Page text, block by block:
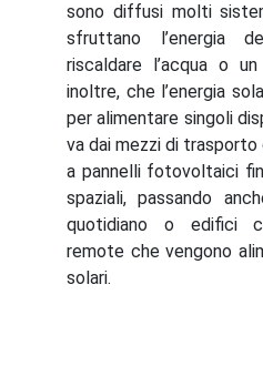
sono diffusi molti
sfruttano l’energia
riscaldare l’acqua o
inoltre, che l’energia
per alimentare singoli
va dai mezzi di trasporto
a pannelli fotovoltaici
spaziali, passando
quotidiano o edifici
remote che vengono
solari.